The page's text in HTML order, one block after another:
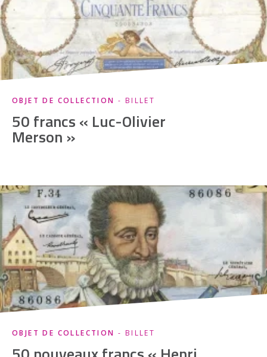
OBJET DE COLLECTION - BILLET
50 francs « Luc-Olivier
Merson »
OBJET DE COLLECTION - BILLET